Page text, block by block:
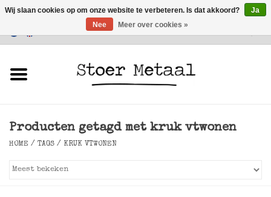
Klantenservice
Verlichting
Producten getagd met kruk vtwonen
HOME / TAGS / KRUK VTWONEN
Wij slaan cookies op om onze website te verbeteren. Is dat akkoord?
Ja
Nee
Meer over cookies »